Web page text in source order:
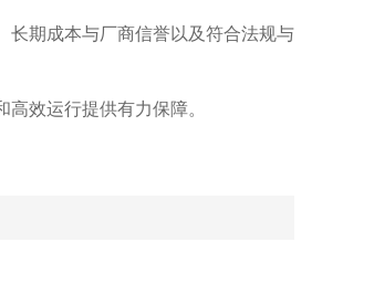
期成本与厂商信誉以及符合法规与
效运行提供有力保障。